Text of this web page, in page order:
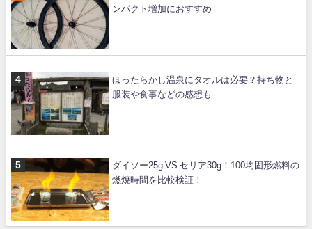
ンパクト増加におすすめ
ほったらかし温泉にタオルは必要？持ち物と
服装や食事などの感想も
ダイソー25g VS セリア30g！100均固形燃料の
燃焼時間を比較検証！